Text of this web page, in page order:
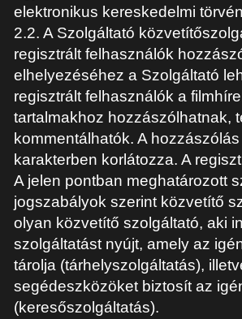
elektronikus kereskedelmi
2.2. A Szolgáltató
regisztrált felhasználók
elhelyezéséhez a Szolgáltató
regisztrált felhasználók a
tartalmakhoz hozzászólhatnak,
kommentálhatók. A
karakterben korlátozza. A
A jelen pontban meghatározott
jogszabályok szerint közvetítő
olyan közvetítő szolgáltató, aki
szolgáltatást nyújt, amely az
tárolja (tárhelyszolgáltatás),
segédeszközöket biztosít az
(keresőszolgáltatás).